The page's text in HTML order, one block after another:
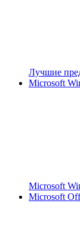
Лучшие
Microsoft
Microsoft
Microsoft